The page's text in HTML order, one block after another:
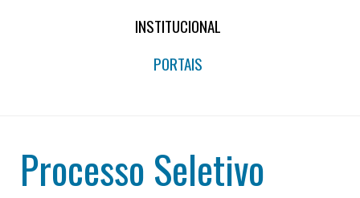
INSTITUCIONAL
PORTAIS
Processo Seletivo